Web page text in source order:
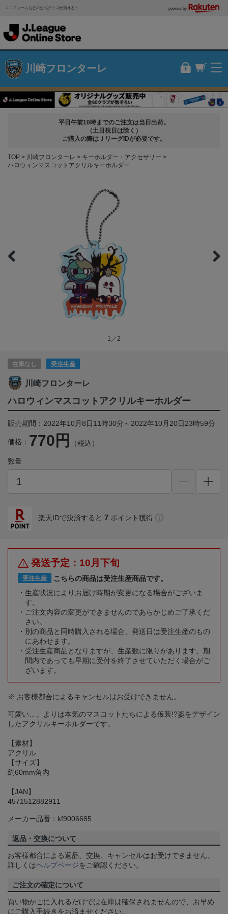
ユニフォームなどの公式グッズが買える！ powered by
川崎フロンターレ
平日午前10時までのご注文は当日出荷。
（土日祝日は除く）
ご購入の際はＪリーグIDが必要です。
TOP 川崎フロンターレ
キーホルダー・アクセサリー
ハロウィンマスコットアクリルキーホルダー
1／2
在庫なし 受注生産
川崎フロンターレ
ハロウィンマスコットアクリルキーホルダー
販売期間：2022年10月8日11時30分～2022年10月20日23時59分
価格： 770円 （税込）
数量
楽天IDで決済すると 7 ポイント獲得
発送予定：10月下旬
受注生産
こちらの商品は受注生産商品です。
生産状況によりお届け時期が変更になる場合がございま
す。
ご注文内容の変更ができませんのであらかじめご了承くだ
さい。
別の商品と同時購入される場合、発送日は受注生産のもの
にあわせます。
受注生産商品となりますが、生産数に限りがあります。期
間内であっても早期に受付を終了させていただく場合がご
ざいます。
※ お客様都合によるキャンセルはお受けできません。
可愛い…。よりは本気のマスコットたちによる仮装!?姿をデザイン
したアクリルキーホルダーです。
【素材】
アクリル
【サイズ】
約60mm角内
【JAN】
4571512882911
メーカー品番：kf9006685
返品・交換について
お客様都合による返品、交換、キャンセルはお受けできません。
詳しくはヘルプページをご確認ください。
ご注文の確定について
買い物かごに入れるだけでは在庫は確保されませんので、お早め
にご購入手続きをお済ませください。